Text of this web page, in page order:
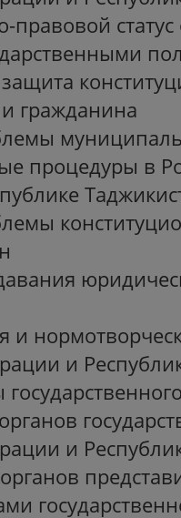
правовой
защита
гражданина
процедуры в
и
и
и